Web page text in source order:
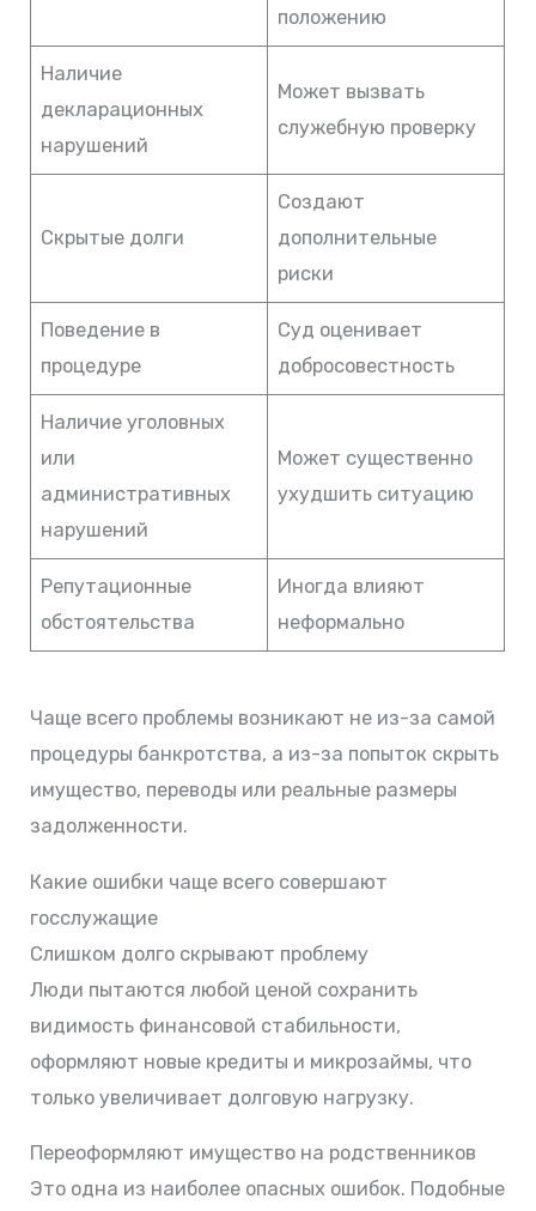
положению
Наличие
декларационных
нарушений
Может вызвать
служебную проверку
Скрытые долги
Создают
дополнительные
риски
Поведение в
процедуре
Суд оценивает
добросовестность
Наличие уголовных
или
административных
нарушений
Может существенно
ухудшить ситуацию
Репутационные
обстоятельства
Иногда влияют
неформально
Чаще всего проблемы возникают не из-за самой
процедуры банкротства, а из-за попыток скрыть
имущество, переводы или реальные размеры
задолженности.
Какие ошибки чаще всего совершают
госслужащие
Слишком долго скрывают проблему
Люди пытаются любой ценой сохранить
видимость финансовой стабильности,
оформляют новые кредиты и микрозаймы, что
только увеличивает долговую нагрузку.
Переоформляют имущество на родственников
Это одна из наиболее опасных ошибок. Подобные